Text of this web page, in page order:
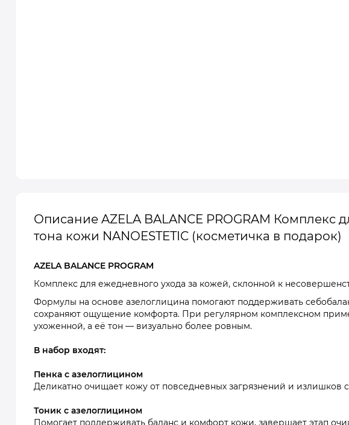
Описание AZELA BALANCE PROGRAM Комплекс
тона кожи NANOESTETIC (косметичка в подарок)
AZELA BALANCE PROGRAM
Комплекс для ежедневного ухода за кожей, склонной к
Формулы на основе азелоглицина помогают поддерживать
сохраняют ощущение комфорта. При регулярном комплексном
ухоженной, а её тон — визуально более ровным.
В набор входят:
Пенка с азелоглицином
Деликатно очищает кожу от повседневных загрязнений и излишков
Тоник с азелоглицином
Помогает поддерживать баланс и комфорт кожи, завершает этап